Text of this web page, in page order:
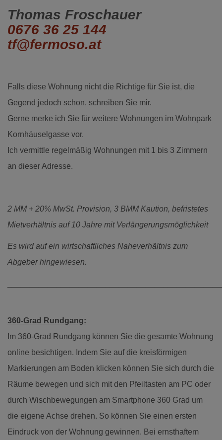
Thomas Froschauer
0676 36 25 144
tf@fermoso.at
Falls diese Wohnung nicht die Richtige für Sie ist, die
Gegend jedoch schon, schreiben Sie mir.
Gerne merke ich Sie für weitere Wohnungen im Wohnpark
Kornhäuselgasse vor.
Ich vermittle regelmäßig Wohnungen mit 1 bis 3 Zimmern
an dieser Adresse.
2 MM + 20% MwSt. Provision, 3 BMM Kaution, befristetes
Mietverhältnis auf 10 Jahre mit Verlängerungsmöglichkeit
Es wird auf ein wirtschaftliches Naheverhältnis zum
Abgeber hingewiesen.
360-Grad Rundgang:
Im 360-Grad Rundgang können Sie die gesamte Wohnung
online besichtigen. Indem Sie auf die kreisförmigen
Markierungen am Boden klicken können Sie sich durch die
Räume bewegen und sich mit den Pfeiltasten am PC oder
durch Wischbewegungen am Smartphone 360 Grad um
die eigene Achse drehen. So können Sie einen ersten
Eindruck von der Wohnung gewinnen. Bei ernsthaftem